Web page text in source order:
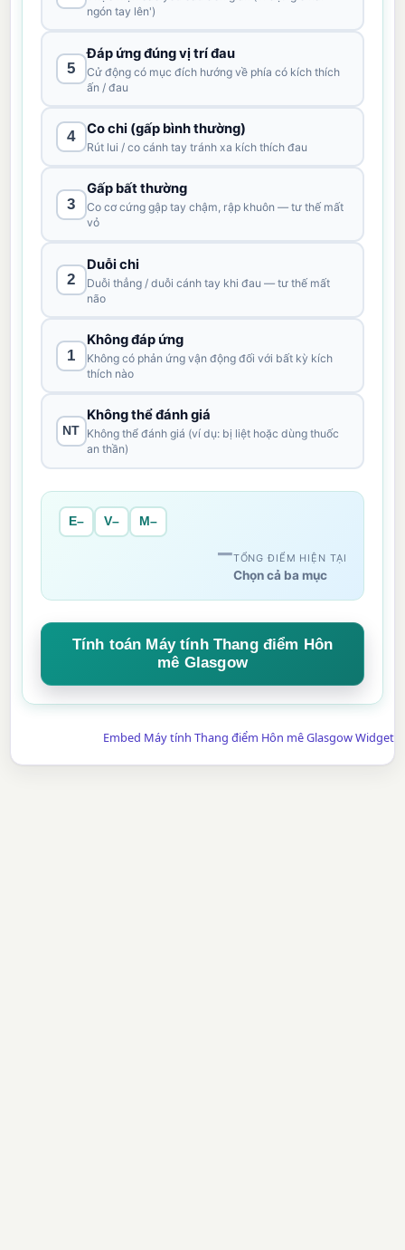
ngón tay lên')
5
Đáp ứng đúng vị trí đau
Cử động có mục đích hướng về phía có kích thích
ấn / đau
4 Co chi (gấp bình thường)
Rút lui / co cánh tay tránh xa kích thích đau
3
Gấp bất thường
Co cơ cứng gập tay chậm, rập khuôn — tư thế mất
vỏ
2
Duỗi chi
Duỗi thẳng / duỗi cánh tay khi đau — tư thế mất
não
1
Không đáp ứng
Không có phản ứng vận động đối với bất kỳ kích
thích nào
NT
Không thể đánh giá
Không thể đánh giá (ví dụ: bị liệt hoặc dùng thuốc
an thần)
E– V– M–
–TỔNG ĐIỂM HIỆN TẠI
Chọn cả ba mục
Tính toán Máy tính Thang điểm Hôn
mê Glasgow
Embed Máy tính Thang điểm Hôn mê Glasgow Widget